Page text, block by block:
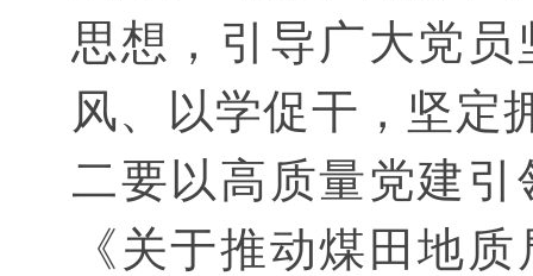
思想，引导广大党
风、以学促干，坚定
二要以高质量党建
《关于推动煤田地